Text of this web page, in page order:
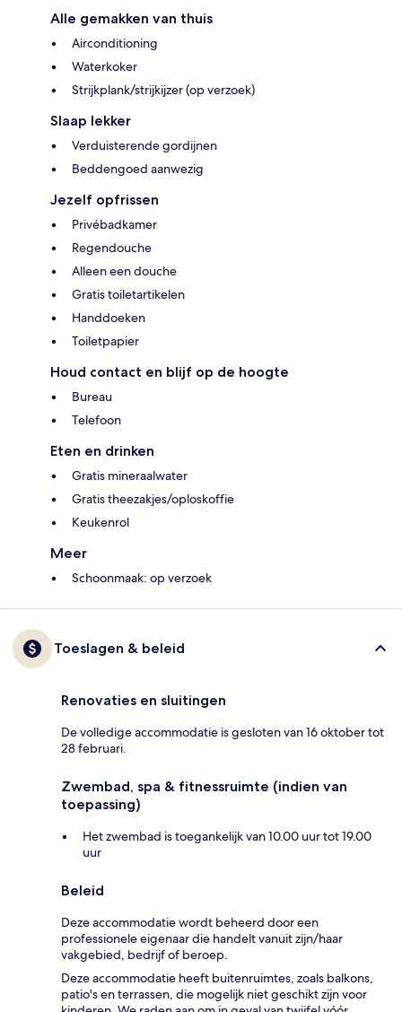
Alle gemakken van thuis
Airconditioning
Waterkoker
Strijkplank/strijkijzer (op verzoek)
Slaap lekker
Verduisterende gordijnen
Beddengoed aanwezig
Jezelf opfrissen
Privébadkamer
Regendouche
Alleen een douche
Gratis toiletartikelen
Handdoeken
Toiletpapier
Houd contact en blijf op de hoogte
Bureau
Telefoon
Eten en drinken
Gratis mineraalwater
Gratis theezakjes/oploskoffie
Keukenrol
Meer
Schoonmaak: op verzoek
Toeslagen & beleid
Renovaties en sluitingen
De volledige accommodatie is gesloten van 16 oktober tot
28 februari.
Zwembad, spa & fitnessruimte (indien van
toepassing)
Het zwembad is toegankelijk van 10.00 uur tot 19.00
uur
Beleid
Deze accommodatie wordt beheerd door een
professionele eigenaar die handelt vanuit zijn/haar
vakgebied, bedrijf of beroep.
Deze accommodatie heeft buitenruimtes, zoals balkons,
patio's en terrassen, die mogelijk niet geschikt zijn voor